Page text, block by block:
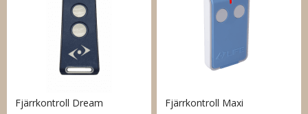
Fjärrkontroll Dream Fjärrkontroll Maxi